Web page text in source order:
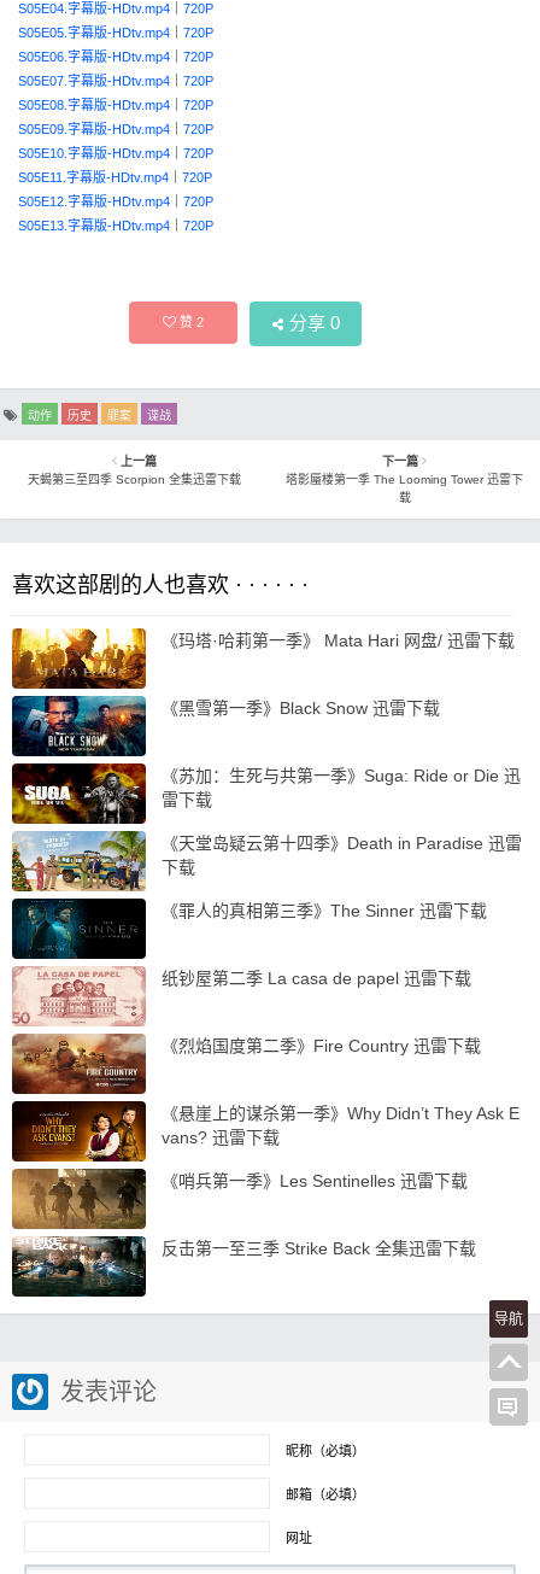
S05E04.字幕版-HDtv.mp4
720P
S05E05.字幕版-HDtv.mp4
720P
S05E06.字幕版-HDtv.mp4
720P
S05E07.字幕版-HDtv.mp4
720P
S05E08.字幕版-HDtv.mp4
720P
S05E09.字幕版-HDtv.mp4
720P
S05E10.字幕版-HDtv.mp4
720P
S05E11.字幕版-HDtv.mp4
720P
S05E12.字幕版-HDtv.mp4
720P
S05E13.字幕版-HDtv.mp4
720P
赞2 分享 0
动作 历史 罪案 谍战
上一篇
天蝎第三至四季 Scorpion 全集迅雷下载
下一篇
塔影蜃楼第一季 The Looming Tower 迅雷下
载
喜欢这部剧的人也喜欢 · · · · · ·
《玛塔·哈莉第一季》 Mata Hari 网盘/ 迅雷下载
《黑雪第一季》Black Snow 迅雷下载
《苏加：生死与共第一季》Suga: Ride or Die 迅
雷下载
《天堂岛疑云第十四季》Death in Paradise 迅雷
下载
《罪人的真相第三季》The Sinner 迅雷下载
纸钞屋第二季 La casa de papel 迅雷下载
《烈焰国度第二季》Fire Country 迅雷下载
《悬崖上的谋杀第一季》Why Didn’t They Ask E
vans? 迅雷下载
《哨兵第一季》Les Sentinelles 迅雷下载
反击第一至三季 Strike Back 全集迅雷下载
发表评论
昵称（必填）
邮箱（必填）
网址
导航